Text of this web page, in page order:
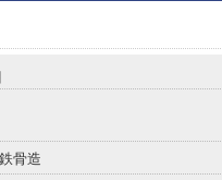
鉄骨造